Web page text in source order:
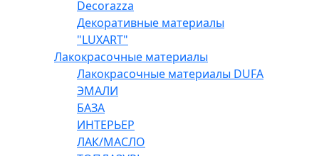
Decorazza
Декоративные материалы
"LUXART"
Лакокрасочные материалы
Лакокрасочные материалы DUFA
ЭМАЛИ
БАЗА
ИНТЕРЬЕР
ЛАК/МАСЛО